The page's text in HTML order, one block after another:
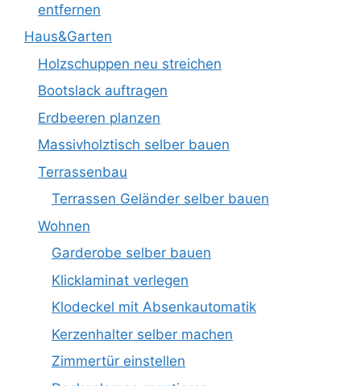
entfernen
Haus&Garten
Holzschuppen neu streichen
Bootslack auftragen
Erdbeeren planzen
Massivholztisch selber bauen
Terrassenbau
Terrassen Geländer selber bauen
Wohnen
Garderobe selber bauen
Klicklaminat verlegen
Klodeckel mit Absenkautomatik
Kerzenhalter selber machen
Zimmertür einstellen